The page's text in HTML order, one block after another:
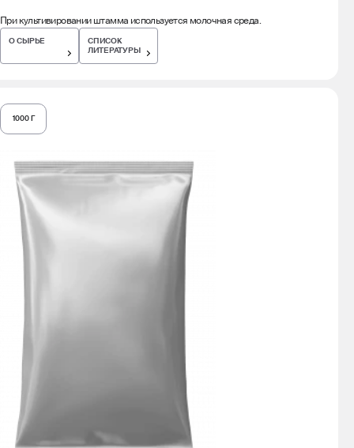
При культивировании штамма используется молочная среда.
О СЫРЬЕ
СПИСОК
ЛИТЕРАТУРЫ
1000 Г